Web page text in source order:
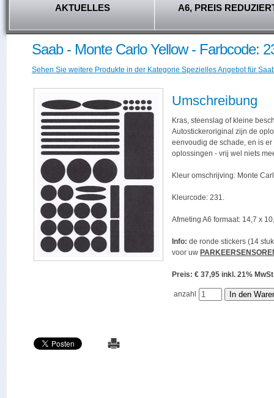
AKTUELLES A6, PREIS
Saab - Monte Carlo Yellow - Farbcode:
Sehen Sie weitere Produkte in der Kategorie Spezielles Angebot für
Umschreibung
Kras, steenslag of kleine
Autostickeroriginal zijn de
eenvoudig de schade, en is
oplossingen - vrij wel niets
Kleur omschrijving: Monte
Kleurcode: 231.
Afmeting A6 formaat: 14,7 x
Info: de ronde stickers (14
voor uw
Preis: € 37,95 inkl. 21%
anzahl